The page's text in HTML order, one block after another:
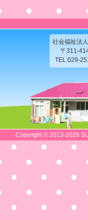
社会福祉法
〒311-
TEL:029-
Copyright © 2013-2026